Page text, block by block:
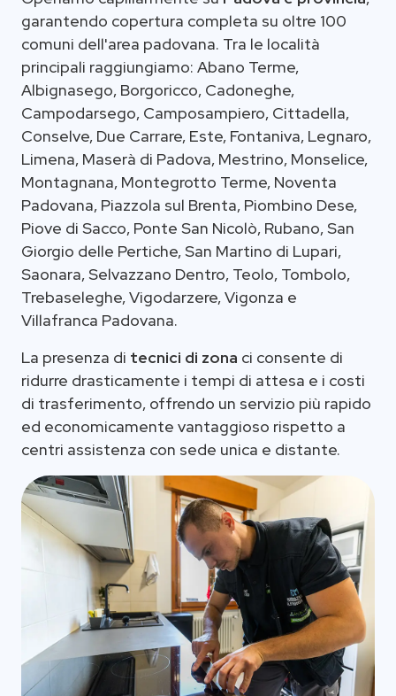
garantendo copertura completa su oltre 100
comuni dell'area padovana. Tra le località
principali raggiungiamo: Abano Terme,
Albignasego, Borgoricco, Cadoneghe,
Campodarsego, Camposampiero, Cittadella,
Conselve, Due Carrare, Este, Fontaniva, Legnaro,
Limena, Maserà di Padova, Mestrino, Monselice,
Montagnana, Montegrotto Terme, Noventa
Padovana, Piazzola sul Brenta, Piombino Dese,
Piove di Sacco, Ponte San Nicolò, Rubano, San
Giorgio delle Pertiche, San Martino di Lupari,
Saonara, Selvazzano Dentro, Teolo, Tombolo,
Trebaseleghe, Vigodarzere, Vigonza e
Villafranca Padovana.
La presenza di tecnici di zona ci consente di
ridurre drasticamente i tempi di attesa e i costi
di trasferimento, offrendo un servizio più rapido
ed economicamente vantaggioso rispetto a
centri assistenza con sede unica e distante.